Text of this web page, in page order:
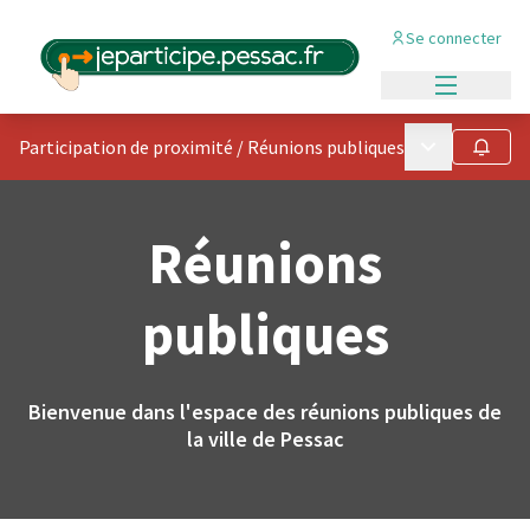
Se connecter
Participation de proximité / Réunions publiques Menu Suivre
Réunions
publiques
Bienvenue dans l'espace des réunions publiques de
la ville de Pessac